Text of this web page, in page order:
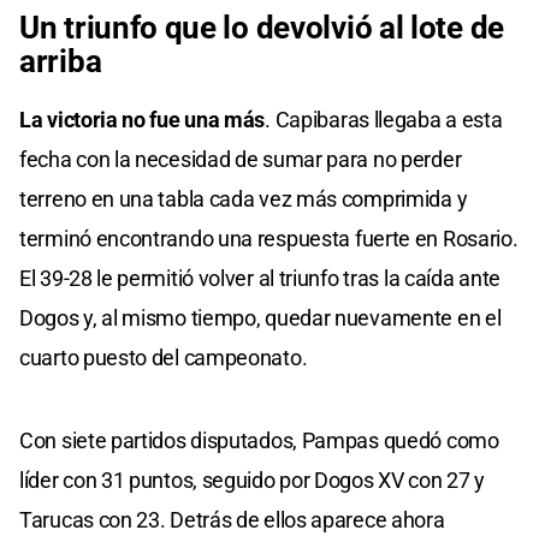
Un triunfo que lo devolvió al lote de
arriba
La victoria no fue una más. Capibaras llegaba a esta
fecha con la necesidad de sumar para no perder
terreno en una tabla cada vez más comprimida y
terminó encontrando una respuesta fuerte en Rosario.
El 39-28 le permitió volver al triunfo tras la caída ante
Dogos y, al mismo tiempo, quedar nuevamente en el
cuarto puesto del campeonato.
Con siete partidos disputados, Pampas quedó como
líder con 31 puntos, seguido por Dogos XV con 27 y
Tarucas con 23. Detrás de ellos aparece ahora